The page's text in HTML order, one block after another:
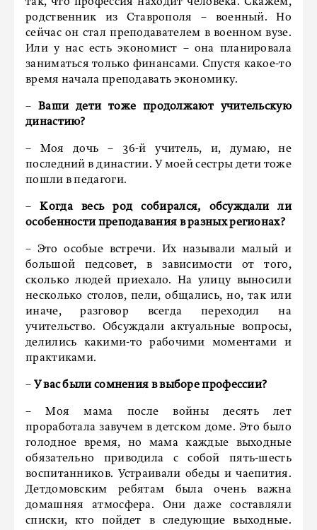
родственник из Ставрополя – военный. Но
сейчас он стал преподавателем в военном вузе.
Или у нас есть экономист – она планировала
заниматься только финансами. Спустя какое-то
время начала преподавать экономику.
–Ваши дети тоже продолжают учительскую
династию?
– Моя дочь – 36-й учитель, и, думаю, не
последний в династии. У моей сестры дети тоже
пошли в педагоги.
–Когда весь род собирался, обсуждали ли
особенности преподавания в разных регионах?
– Это особые встречи. Их называли малый и
большой педсовет, в зависимости от того,
сколько людей приехало. На улицу выносили
несколько столов, пели, общались, но, так или
иначе, разговор всегда переходил на
учительство. Обсуждали актуальные вопросы,
делились какими-то рабочими моментами и
практиками.
– У вас были сомнения в выборе профессии?
– Моя мама после войны десять лет
проработала завучем в детском доме. Это было
голодное время, но мама каждые выходные
обязательно приводила с собой пять-шесть
воспитанников. Устраивали обеды и чаепития.
Детдомовским ребятам была очень важна
домашняя атмосфера. Они даже составляли
списки, кто пойдет в следующие выходные.